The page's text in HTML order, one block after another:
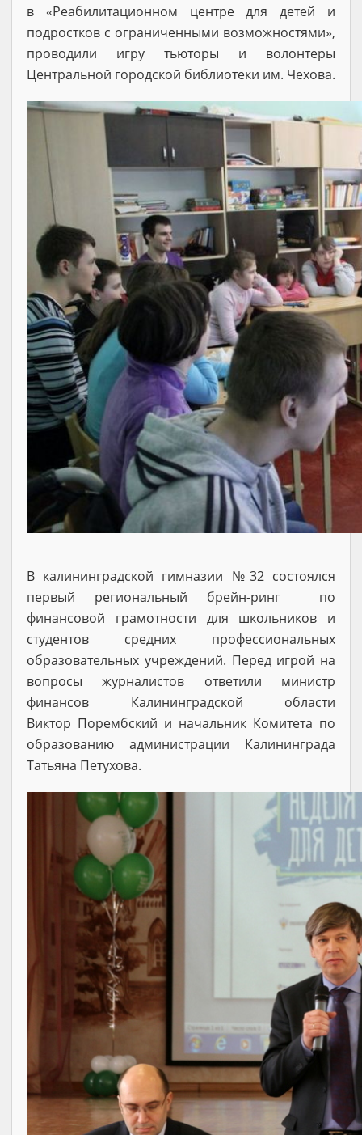
в «Реабилитационном центре для детей и
подростков с ограниченными возможностями»,
проводили игру тьюторы и волонтеры
Центральной городской библиотеки им. Чехова.
В калининградской гимназии №32 состоялся
первый региональный брейн-ринг по
финансовой грамотности для школьников и
студентов средних профессиональных
образовательных учреждений. Перед игрой на
вопросы журналистов ответили министр
финансов Калининградской области
Виктор Порембский и начальник Комитета по
образованию администрации Калининграда
Татьяна Петухова.